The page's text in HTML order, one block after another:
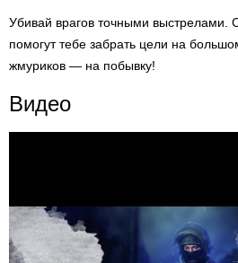
Убивай врагов точными выстрелами.
помогут тебе забрать цели на
жмуриков — на побывку!
Видео